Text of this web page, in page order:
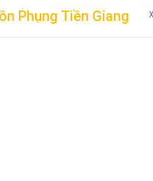
Phụng Tiền Giang